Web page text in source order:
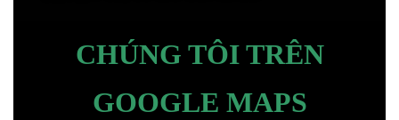
CHÚNG TÔI TRÊN
GOOGLE MAPS